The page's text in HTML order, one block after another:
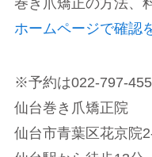
ホームページで確認
※予約は022-797-
仙台巻き爪矯正院
仙台市青葉区花京院